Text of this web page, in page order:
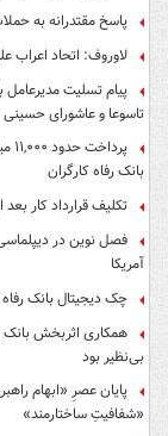
پاسخ مقتدرانه به
لاوروف: اتحاد اعراب
پیام تسلیت مدیرعامل
تاسوعا و عاشورای حسینی
بانک رفاه کارگران
تکلیف قرارداد کار
آمریکا
چک دیجیتال بانک
همکاری اثربخش بانک
بی‌نظیر بود
پایان عصرِ «ابهام
«شفافیتِ ساختارمند»